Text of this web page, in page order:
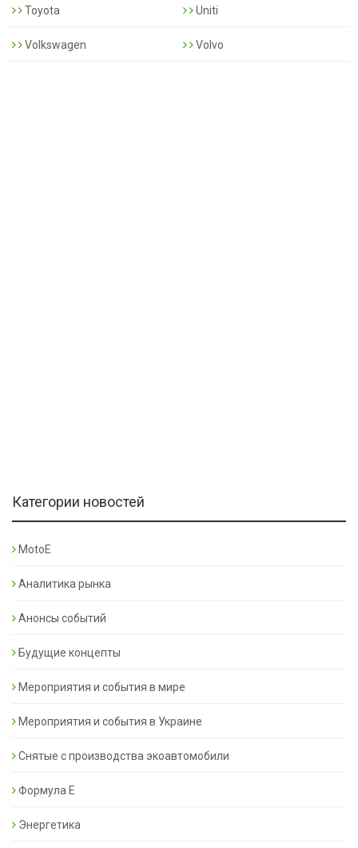
Toyota Uniti
Volkswagen Volvo
Категории новостей
MotoE
Аналитика рынка
Анонсы событий
Будущие концепты
Мероприятия и события в мире
Мероприятия и события в Украине
Снятые с производства экоавтомобили
Формула Е
Энергетика